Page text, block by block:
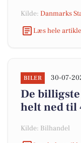
Kilde: Danmarks
Læs hele
BILER 30-07-
De
helt ned til
Kilde: Bilhandel